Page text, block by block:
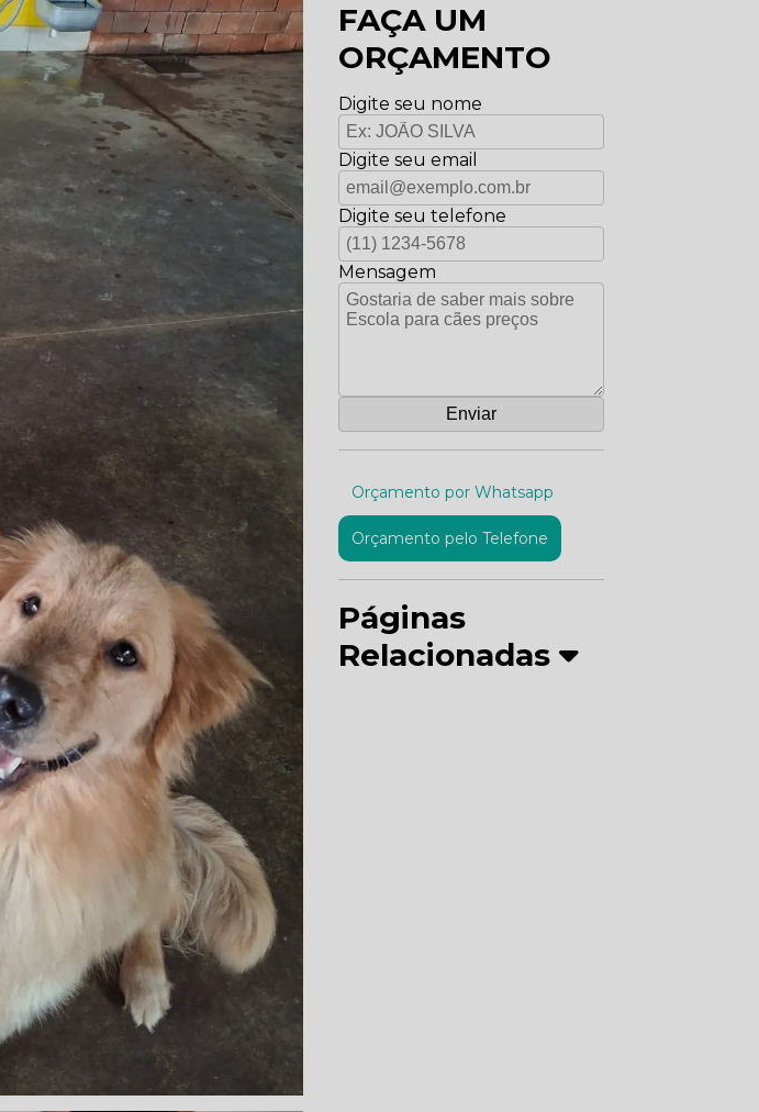
FAÇA UM
ORÇAMENTO
Digite seu nome
Digite seu email
Digite seu telefone
Mensagem
Orçamento por Whatsapp
Orçamento pelo Telefone
Páginas
Relacionadas